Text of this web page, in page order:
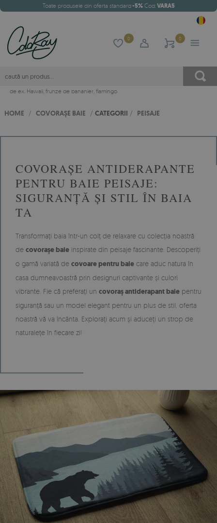
Toate produsele din oferta standard-5%Cod:VARA5
0 0
de ex. Hawaii, frunze de bananier, flamingo
HOME / COVORAȘE BAIE / CATEGORII / PEISAJE
COVORAȘE ANTIDERAPANTE
PENTRU BAIE PEISAJE:
SIGURANȚĂ ȘI STIL ÎN BAIA
TA
Transformați baia într-un colț de relaxare cu colecția noastră
de covorașe baie inspirate din peisaje fascinante. Descoperiți
o gamă variată de covoare pentru baie care aduc natura în
casa dumneavoastră prin designuri captivante și culori
vibrante. Fie că preferați un covoraș antiderapant baie pentru
siguranță sau un model elegant pentru un plus de stil, oferta
noastră vă va încânta. Explorați acum și aduceți un strop de
naturalețe în fiecare zi!